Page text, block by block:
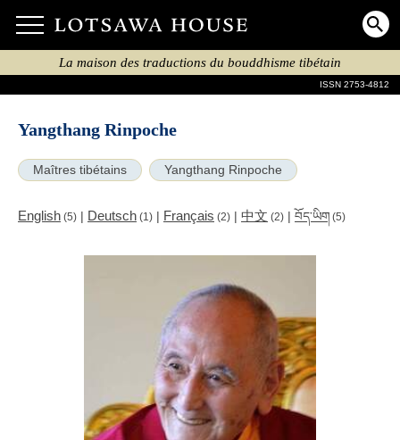
La maison des traductions du bouddhisme tibétain
ISSN 2753-4812
Yangthang Rinpoche
Maîtres tibétains Yangthang Rinpoche
English (5) | Deutsch (1) | Français (2) | 中文 (2) | བོད་ཡིག (5)